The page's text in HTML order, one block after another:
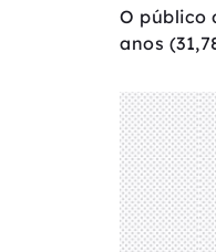
O público
anos